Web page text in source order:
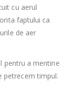
cu aerul
faptului ca
de aer
pentru a mentine
petrecem timpul.